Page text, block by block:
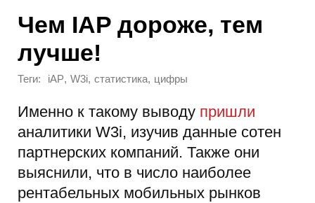
Чем IAP дороже, тем
лучше!
Теги: iAP, W3i, статистика, цифры
Именно к такому выводу пришли
аналитики W3i, изучив данные сотен
партнерских компаний. Также они
выяснили, что в число наиболее
рентабельных мобильных рынков